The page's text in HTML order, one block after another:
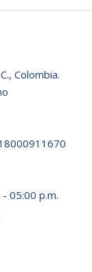
Colombia.
05:00 p.m.